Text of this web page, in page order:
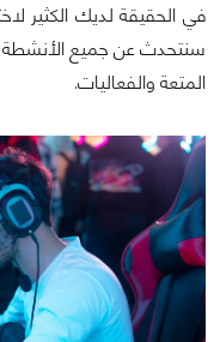
في الحقيقة لديك الكثير
سنتحدث عن جميع الأنشطة
المتعة والفعاليات.